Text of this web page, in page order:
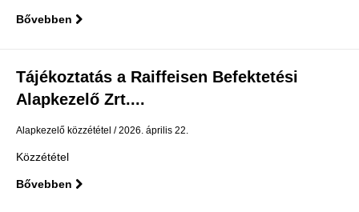
Bővebben
Tájékoztatás a Raiffeisen Befektetési
Alapkezelő Zrt....
Alapkezelő közzététel 2026. április 22.
Közzététel
Bővebben